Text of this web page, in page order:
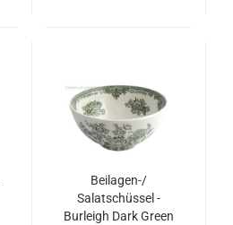
Beilagen-/
Salatschüssel -
Burleigh Dark Green